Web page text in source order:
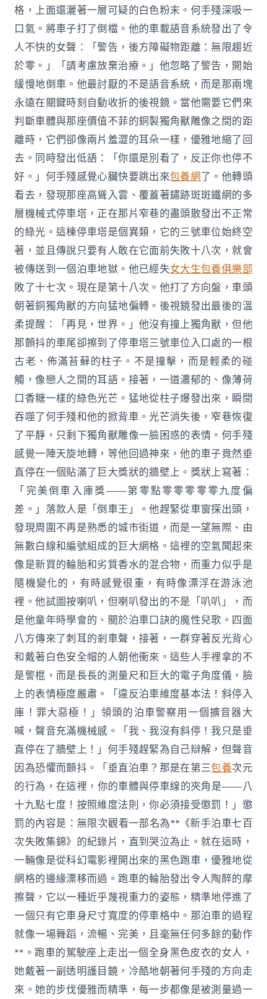
格，上面還灑著一層可疑的白色粉末。何手殘深吸一
口氣。將車子打了倒檔。他的車載語音系統發出了令
人不快的女聲：「警告，後方障礙物距離：無限趨近
於零。」「請考慮放棄治療。」他忽略了警告，開始
緩慢地倒車。他最討厭的不是語音系統，而是那兩塊
永遠在關鍵時刻自動收折的後視鏡。當他需要它們來
判斷車體與那座價值不菲的銅製獨角獸雕像之間的距
離時，它們卻像兩片羞澀的耳朵一樣，優雅地縮了回
去。同時發出低語：「你還是別看了，反正你也停不
好。」何手殘感覺心臟快要跳出來包養網了。他轉頭
看去，發現那座高聳入雲、覆蓋著鏽跡斑斑鐵網的多
層機械式停車塔，正在那片窄巷的盡頭散發出不正常
的綠光。這棟停車塔是個異類，它的三號車位始終空
著，並且傳說只要有人敢在它面前失敗十八次，就會
被傳送到一個泊車地獄。他已經失女大生包養俱樂部
敗了十七次。現在是第十八次。他打了方向盤，車頭
朝著銅獨角獸的方向猛地偏轉。後視鏡發出最後的溫
柔提醒：「再見，世界。」他沒有撞上獨角獸，但他
那顫抖的車尾卻擦到了停車塔三號車位入口處的一根
古老、佈滿苔蘚的柱子。不是撞擊，而是輕柔的碰
觸，像戀人之間的耳語。接著，一道濃郁的、像薄荷
口香糖一樣的綠色光芒。猛地從柱子爆發出來，瞬間
吞噬了何手殘和他的掀背車。光芒消失後，窄巷恢復
了平靜，只剩下獨角獸雕像一臉困惑的表情。何手殘
感覺一陣天旋地轉，等他回過神來，他的車子竟然垂
直停在一個貼滿了巨大獎狀的牆壁上。獎狀上寫著：
「完美倒車入庫獎——第零點零零零零零九度偏
差。」落款人是「倒車王」。他趕緊從車窗探出頭，
發現周圍不再是熟悉的城市街道，而是一望無際、由
無數白線和編號組成的巨大網格。這裡的空氣聞起來
像是新買的輪胎和劣質香水的混合物，而重力似乎是
隨機變化的，有時感覺很重，有時像漂浮在游泳池
裡。他試圖按喇叭，但喇叭發出的不是「叭叭」，而
是他童年時學會的、關於泊車口訣的魔性兒歌。四面
八方傳來了刺耳的剎車聲，接著，一群穿著反光背心
和戴著白色安全帽的人朝他衝來。這些人手裡拿的不
是警棍，而是長長的測量尺和巨大的電子角度儀，臉
上的表情極度嚴肅。「違反泊車維度基本法！斜停入
庫！罪大惡極！」領頭的泊車警察用一個擴音器大
喊，聲音充滿機械感。「我、我沒有斜停！我只是垂
直停在了牆壁上！」何手殘趕緊為自己辯解，但聲音
因為恐懼而顫抖。「垂直泊車？那是在第三包養次元
的行為，在這裡，你的車體與停車線的夾角是——八
十九點七度！按照維度法則，你必須接受懲罰！」懲
罰的內容是：無限次觀看一部名為**《新手泊車七百
次失敗集錦》的紀錄片，直到哭泣為止。就在這時，
一輛像是從科幻電影裡開出來的黑色跑車，優雅地從
網格的邊緣漂移而過。跑車的輪胎發出令人陶醉的摩
擦聲，它以一種近乎蔑視重力的姿態，精準地停進了
一個只有它車身尺寸寬度的停車格中。那泊車的過程
就像一場舞蹈，流暢、完美，且毫無任何多餘的動作
**。跑車的駕駛座上走出一個全身黑色皮衣的女人，
她戴著一副透明護目鏡，冷酷地朝著何手殘的方向走
來。她的步伐優雅而精準，每一步都像是被測量過一